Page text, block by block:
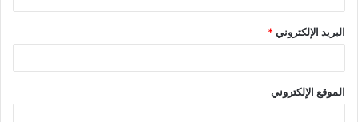
البريد الإلكتروني*
الموقع الإلكتروني